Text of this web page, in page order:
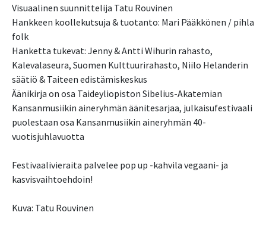
Visuaalinen suunnittelija Tatu Rouvinen
Hankkeen koollekutsuja & tuotanto: Mari Pääkkönen / pihla
folk
Hanketta tukevat: Jenny & Antti Wihurin rahasto,
Kalevalaseura, Suomen Kulttuurirahasto, Niilo Helanderin
säätiö & Taiteen edistämiskeskus
Äänikirja on osa Taideyliopiston Sibelius-Akatemian
Kansanmusiikin aineryhmän äänitesarjaa, julkaisufestivaali
puolestaan osa Kansanmusiikin aineryhmän 40-
vuotisjuhlavuotta
Festivaalivieraita palvelee pop up -kahvila vegaani- ja
kasvisvaihtoehdoin!
Kuva: Tatu Rouvinen